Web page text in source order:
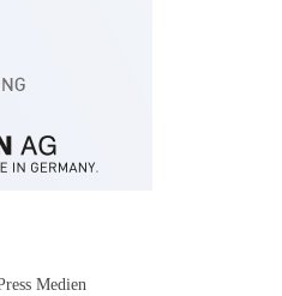
Medien